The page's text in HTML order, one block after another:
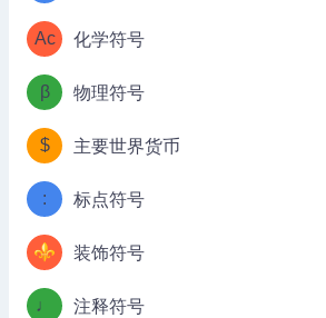
Ac 化学符号
β 物理符号
$ 主要世界货币
: 标点符号
⚜ 装饰符号
♩ 注释符号